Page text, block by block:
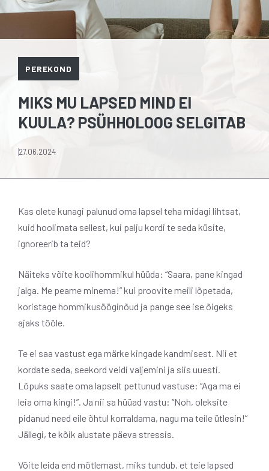
PEREKOND
MIKS MU LAPSED MIND EI
KUULA? PSÜHHOLOOG SELGITAB
27.06.2024
Kas olete kunagi palunud oma lapsel teha midagi lihtsat,
kuid hoolimata sellest, kui palju kordi te seda küsite,
ignoreerib ta teid?
Näiteks võite koolihommikul hüüda: “Saara, pane kingad
jalga. Me peame minema!” kui proovite meili lõpetada,
koristage hommikusööginõud ja pange see ise õigeks
ajaks tööle.
Te ei saa vastust ega märke kingade kandmisest. Nii et
kordate seda, seekord veidi valjemini ja siis uuesti.
Lõpuks saate oma lapselt pettunud vastuse: “Aga ma ei
leia oma kingi!”. Ja nii sa hüüad vastu: “Noh, oleksite
pidanud need eile õhtul korraldama, nagu ma teile ütlesin!”
Jällegi, te kõik alustate päeva stressis.
Võite leida end mõtlemast, miks tundub, et teie lapsed